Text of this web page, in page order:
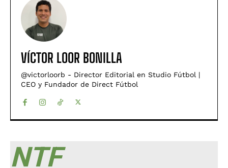
VÍCTOR LOOR BONILLA
@victorloorb - Director Editorial en Studio Fútbol |
CEO y Fundador de Direct Fútbol
NTF